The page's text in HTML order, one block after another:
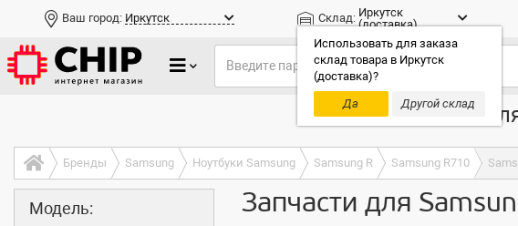
Ваш город: Иркутск Склад: Иркутск
(доставка)
Использовать для заказа
склад товара в Иркутск
(доставка)?
Да
Другой склад
Только доставка,
Бренды Samsung Ноутбуки Samsung Samsung R Samsung R710
Модель: Запчасти для